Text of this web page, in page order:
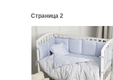
Страница 2